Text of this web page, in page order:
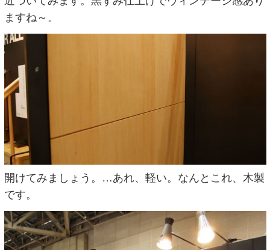
ますね～。
開けてみましょう。…あれ、軽い。なんとこれ、木製
です。